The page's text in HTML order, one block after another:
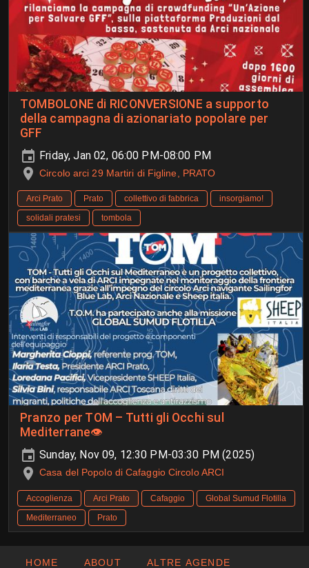
TOMBOLONE di RICONVERSIONE a supporto
della campagna di azionariato popolare per
GFF
Friday, Jan 02, 06:00 PM-08:00 PM
Circolo arci 29 Martiri di Figline, PRATO
Arci Prato Prato collettivo di fabbrica
insorgiamo!
solidali pratesi
tombola
Pranzo per TOM – Tutti gli Occhi sul
Mediterrane👁️
Sunday, Nov 09, 12:30 PM-03:30 PM (2025)
Casa del Popolo di Cafaggio Circolo ARCI
Accoglienza Arci Prato Cafaggio
Global Sumud Flotilla
Mediterraneo
Prato
HOME ABOUT ALTRE AGENDE